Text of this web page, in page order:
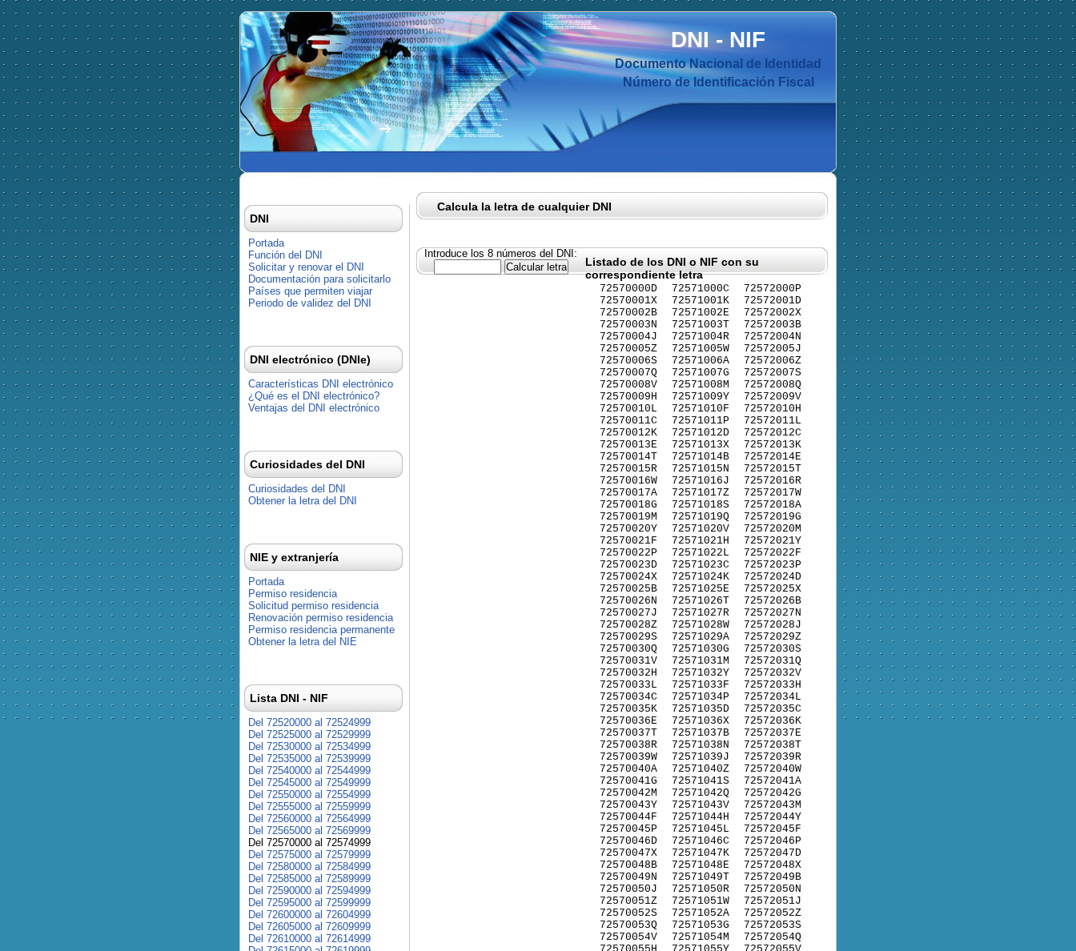
DNI-NIF
Documento Nacional de Identidad
Número de Identificación Fiscal
Calcula la letra de cualquier DNI
Introduce los 8 números del DNI:
Listado de los DNI o NIF con su
correspondiente letra
72570000D
72570001X
72570002B
72570003N
72570004J
72570005Z
72570006S
72570007Q
72570008V
72570009H
72570010L
72570011C
72570012K
72570013E
72570014T
72570015R
72570016W
72570017A
72570018G
72570019M
72570020Y
72570021F
72570022P
72570023D
72570024X
72570025B
72570026N
72570027J
72570028Z
72570029S
72570030Q
72570031V
72570032H
72570033L
72570034C
72570035K
72570036E
72570037T
72570038R
72570039W
72570040A
72570041G
72570042M
72570043Y
72570044F
72570045P
72570046D
72570047X
72570048B
72570049N
72570050J
72570051Z
72570052S
72570053Q
72570054V
72571000C
72571001K
72571002E
72571003T
72571004R
72571005W
72571006A
72571007G
72571008M
72571009Y
72571010F
72571011P
72571012D
72571013X
72571014B
72571015N
72571016J
72571017Z
72571018S
72571019Q
72571020V
72571021H
72571022L
72571023C
72571024K
72571025E
72571026T
72571027R
72571028W
72571029A
72571030G
72571031M
72571032Y
72571033F
72571034P
72571035D
72571036X
72571037B
72571038N
72571039J
72571040Z
72571041S
72571042Q
72571043V
72571044H
72571045L
72571046C
72571047K
72571048E
72571049T
72571050R
72571051W
72571052A
72571053G
72571054M
72572000P
72572001D
72572002X
72572003B
72572004N
72572005J
72572006Z
72572007S
72572008Q
72572009V
72572010H
72572011L
72572012C
72572013K
72572014E
72572015T
72572016R
72572017W
72572018A
72572019G
72572020M
72572021Y
72572022F
72572023P
72572024D
72572025X
72572026B
72572027N
72572028J
72572029Z
72572030S
72572031Q
72572032V
72572033H
72572034L
72572035C
72572036K
72572037E
72572038T
72572039R
72572040W
72572041A
72572042G
72572043M
72572044Y
72572045F
72572046P
72572047D
72572048X
72572049B
72572050N
72572051J
72572052Z
72572053S
72572054Q
DNI
Portada
Función del DNI
Solicitar y renovar el DNI
Documentación para solicitarlo
Países que permiten viajar
Periodo de validez del DNI
DNI electrónico (DNIe)
Características DNI electrónico
¿Qué es el DNI electrónico?
Ventajas del DNI electrónico
Curiosidades del DNI
Curiosidades del DNI
Obtener la letra del DNI
NIE y extranjería
Portada
Permiso residencia
Solicitud permiso residencia
Renovación permiso residencia
Permiso residencia permanente
Obtener la letra del NIE
Lista DNI - NIF
Del 72520000 al 72524999
Del 72525000 al 72529999
Del 72530000 al 72534999
Del 72535000 al 72539999
Del 72540000 al 72544999
Del 72545000 al 72549999
Del 72550000 al 72554999
Del 72555000 al 72559999
Del 72560000 al 72564999
Del 72565000 al 72569999
Del 72570000 al 72574999
Del 72575000 al 72579999
Del 72580000 al 72584999
Del 72585000 al 72589999
Del 72590000 al 72594999
Del 72595000 al 72599999
Del 72600000 al 72604999
Del 72605000 al 72609999
Del 72610000 al 72614999